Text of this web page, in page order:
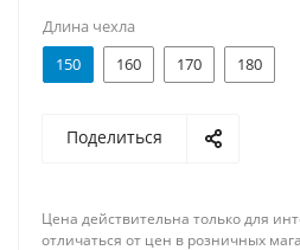
Длина чехла
150
160 170 180
Поделиться
Цена действительна только для
отличаться от цен в розничных